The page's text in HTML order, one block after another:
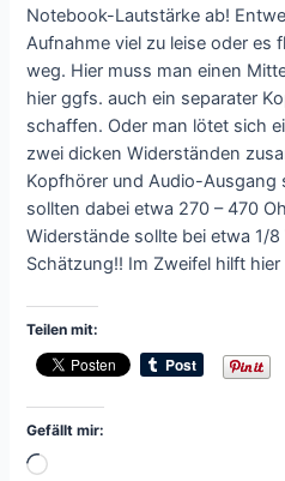
Notebook-Lautstärke ab!
Aufnahme viel zu leise oder es
weg. Hier muss man einen
hier ggfs. auch ein separater
schaffen. Oder man lötet sich
zwei dicken Widerständen
Kopfhörer und Audio-Ausgang
sollten dabei etwa 270 – 470
Widerstände sollte bei etwa 1/
Schätzung!! Im Zweifel hilft hier
Teilen mit:
Gefällt mir:
Wird